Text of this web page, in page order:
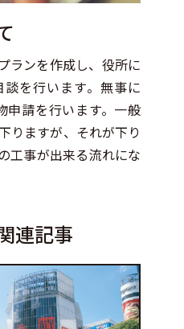
ランを作成し、役所に
を行います。無事に
申請を行います。一般
りますが、それが下り
工事が出来る流れにな
連記事